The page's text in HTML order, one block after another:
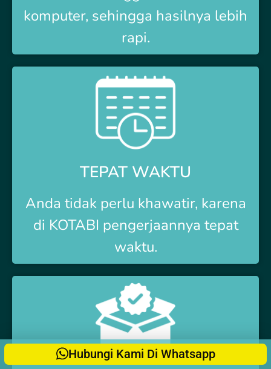
Hubungi Kami Di Whatsapp
komputer, sehingga hasilnya lebih
rapi.
TEPAT WAKTU
Anda tidak perlu khawatir, karena
di KOTABI pengerjaannya tepat
waktu.